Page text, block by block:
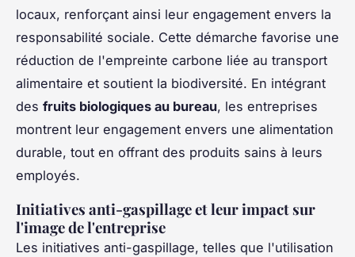
locaux, renforçant ainsi leur engagement envers la
responsabilité sociale. Cette démarche favorise une
réduction de l'empreinte carbone liée au transport
alimentaire et soutient la biodiversité. En intégrant
des fruits biologiques au bureau, les entreprises
montrent leur engagement envers une alimentation
durable, tout en offrant des produits sains à leurs
employés.
Initiatives anti-gaspillage et leur impact sur
l'image de l'entreprise
Les initiatives anti-gaspillage, telles que l'utilisation